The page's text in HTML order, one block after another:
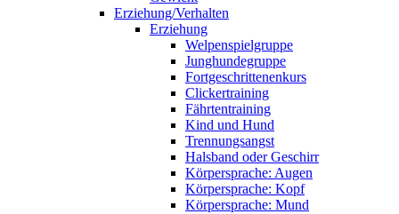
Erziehung/Verhalten
Erziehung
Welpenspielgruppe
Junghundegruppe
Fortgeschrittenenkurs
Clickertraining
Fährtentraining
Kind und Hund
Trennungsangst
Halsband oder Geschirr
Körpersprache: Augen
Körpersprache: Kopf
Körpersprache: Mund